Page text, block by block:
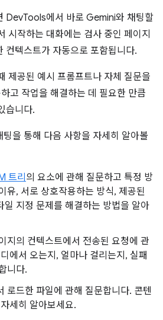
DevTools에서 바로 Gemini와 채팅할
시작하는 대화에는 검사 중인 페이지
컨텍스트가 자동으로 포함됩니다.
제공된 예시 프롬프트나 자체 질문을
고 작업을 해결하는 데 필요한 만큼
습니다.
팅을 통해 다음 사항을 자세히 알아볼
트리 의 요소에 관해 질문하고 특정 방
유, 서로 상호작용하는 방식, 제공된
일 지정 문제를 해결하는 방법을 알아
지의 컨텍스트에서 전송된 요청에 관
에서 오는지, 얼마나 걸리는지, 실패
니다.
로드한 파일에 관해 질문합니다. 콘텐
세히 알아보세요.